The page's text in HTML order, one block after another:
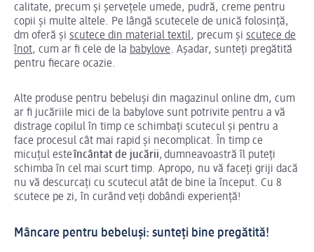
calitate, precum și șervețele umede, pudră, creme pentru
copii și multe altele. Pe lângă scutecele de unică folosință,
dm oferă și scutece din material textil, precum și scutece de
înot, cum ar fi cele de la babylove. Așadar, sunteți pregătită
pentru fiecare ocazie.
Alte produse pentru bebeluși din magazinul online dm, cum
ar fi jucăriile mici de la babylove sunt potrivite pentru a vă
distrage copilul în timp ce schimbați scutecul și pentru a
face procesul cât mai rapid și necomplicat. În timp ce
micuțul esteîncântat de jucării, dumneavoastră îl puteți
schimba în cel mai scurt timp. Apropo, nu vă faceți griji dacă
nu vă descurcați cu scutecul atât de bine la început. Cu 8
scutece pe zi, în curând veți dobândi experiență!
Mâncare pentru bebeluși: sunteți bine pregătită!